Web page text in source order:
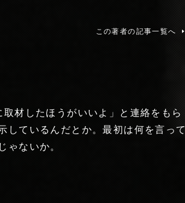
この著者の記事一覧へ
材したほうがいいよ」と連絡をもら
しているんだとか。最初は何を言って
ゃないか。